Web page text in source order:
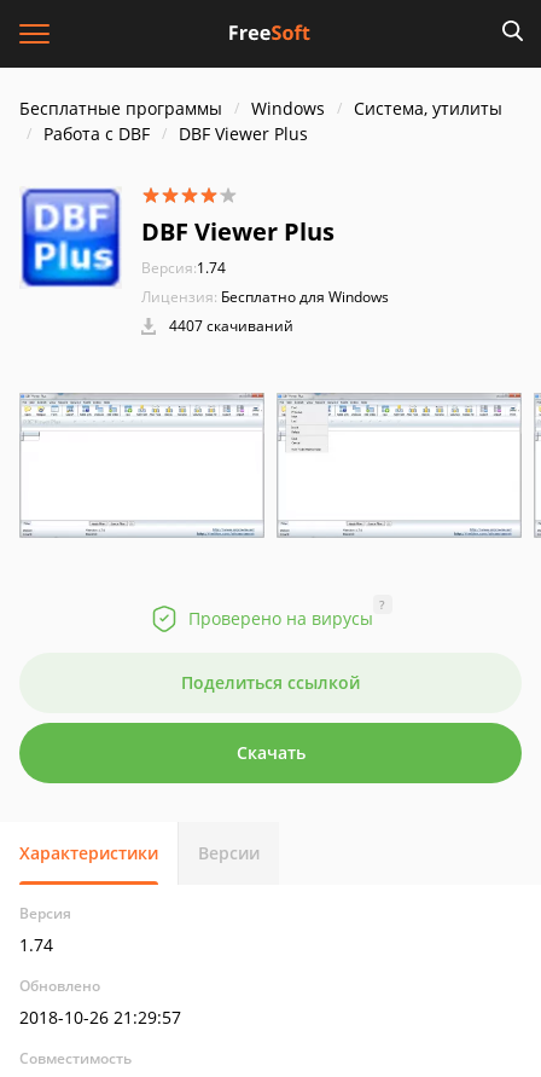
Бесплатные программы Windows
Система, утилиты
Работа с DBF
DBF Viewer Plus
DBF Viewer Plus
Версия:1.74
Лицензия: Бесплатно для Windows
4407 скачиваний
Проверено на вирусы
?
Поделиться ссылкой
Скачать
Характеристики Версии
Версия
1.74
Обновлено
2018-10-26 21:29:57
Совместимость